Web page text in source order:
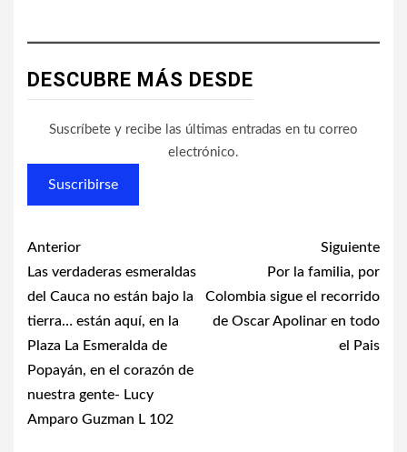
DESCUBRE MÁS DESDE
Suscríbete y recibe las últimas entradas en tu correo
electrónico.
Suscribirse
Post
navigation
Anterior
Las verdaderas esmeraldas
del Cauca no están bajo la
tierra… están aquí, en la
Plaza La Esmeralda de
Popayán, en el corazón de
nuestra gente- Lucy
Amparo Guzman L 102
Siguiente
Por la familia, por
Colombia sigue el recorrido
de Oscar Apolinar en todo
el Pais